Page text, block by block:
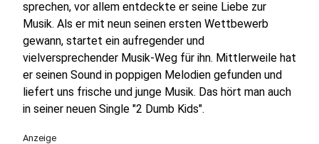
sprechen, vor allem entdeckte er seine Liebe zur
Musik. Als er mit neun seinen ersten Wettbewerb
gewann, startet ein aufregender und
vielversprechender Musik-Weg für ihn. Mittlerweile hat
er seinen Sound in poppigen Melodien gefunden und
liefert uns frische und junge Musik. Das hört man auch
in seiner neuen Single "2 Dumb Kids".
Anzeige